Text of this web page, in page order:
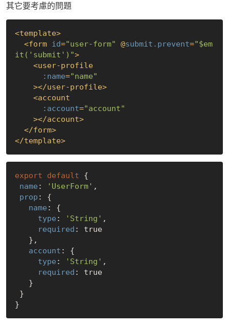
其它要考慮的問題
<template>
<form id="user-form" @submit.prevent="$em
it('submit')">
<user-profile
:name="name"
    >
</user-profile>
<account
:account="account"
    >
</account>
</form>
</template>
export default {
name : 'UserForm' ,
prop : {
name : {
type : 'String' ,
required : true
account : {
type : 'String' ,
required : true